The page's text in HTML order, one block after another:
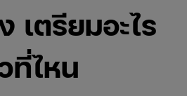
เตรียมอะไร
ที่ไหน